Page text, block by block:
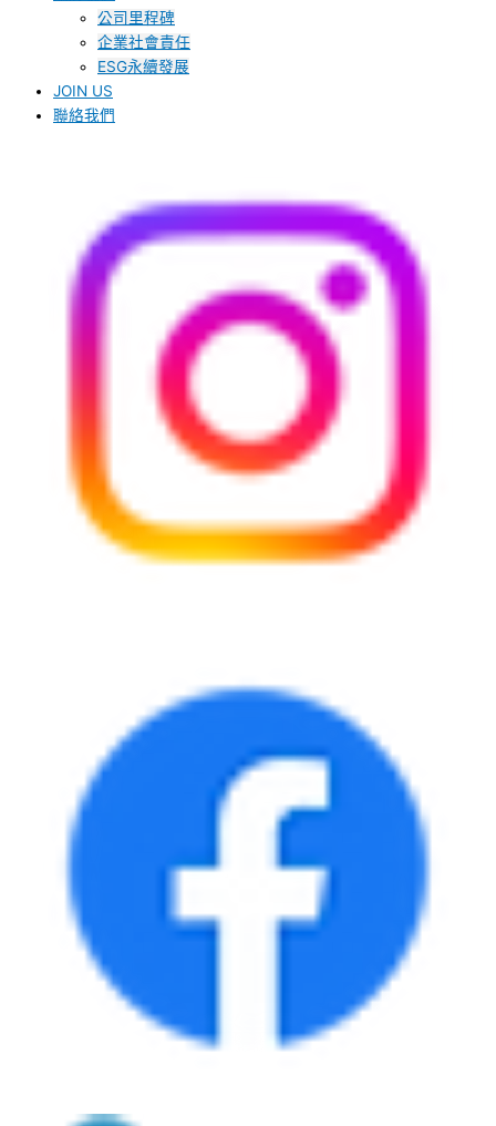
公司里程碑
企業社會責任
ESG永續發展
JOIN US
聯絡我們